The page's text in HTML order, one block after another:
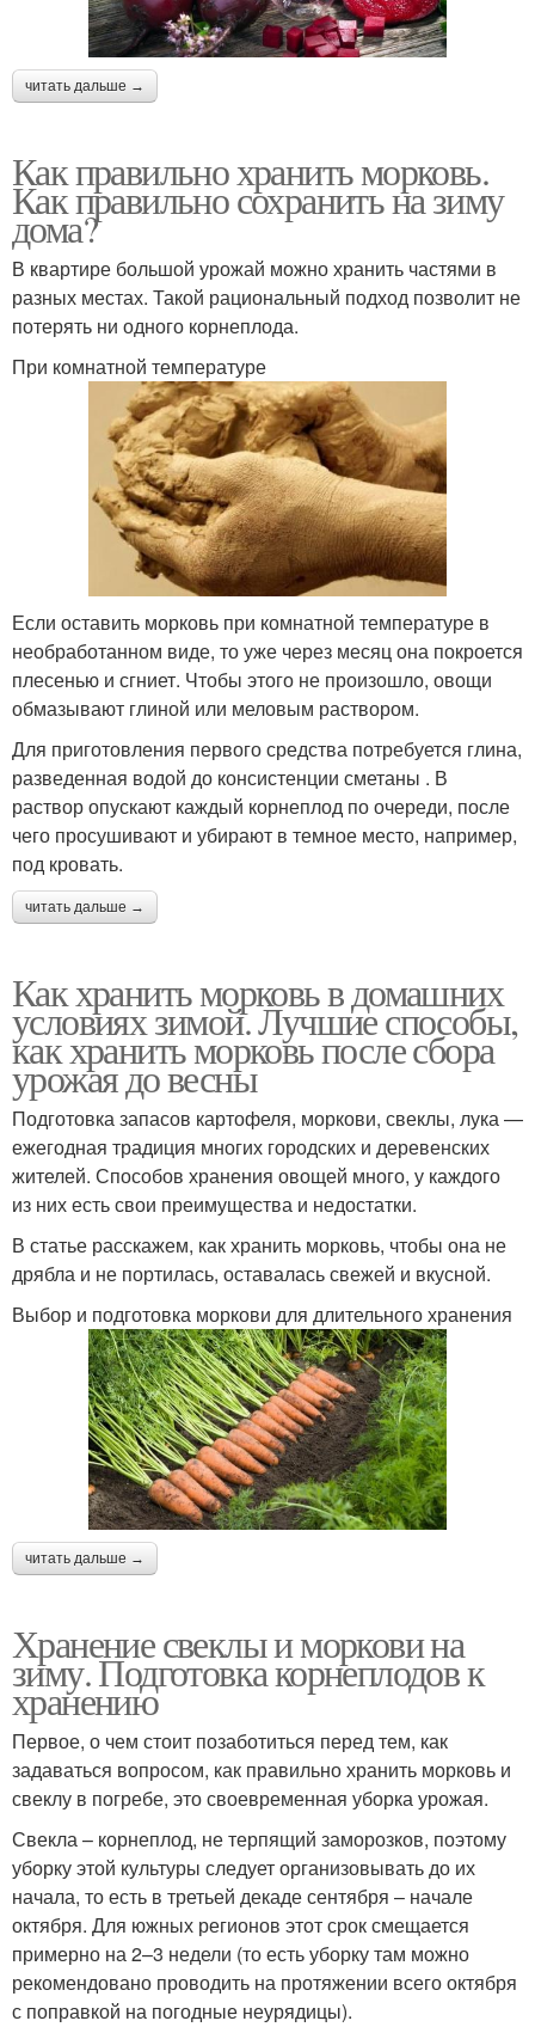
читать дальше →
Как правильно хранить морковь.
Как правильно сохранить на зиму
дома?
В квартире большой урожай можно хранить частями в
разных местах. Такой рациональный подход позволит не
потерять ни одного корнеплода.
При комнатной температуре
Если оставить морковь при комнатной температуре в
необработанном виде, то уже через месяц она покроется
плесенью и сгниет. Чтобы этого не произошло, овощи
обмазывают глиной или меловым раствором.
Для приготовления первого средства потребуется глина,
разведенная водой до консистенции сметаны . В
раствор опускают каждый корнеплод по очереди, после
чего просушивают и убирают в темное место, например,
под кровать.
читать дальше →
Как хранить морковь в домашних
условиях зимой. Лучшие способы,
как хранить морковь после сбора
урожая до весны
Подготовка запасов картофеля, моркови, свеклы, лука —
ежегодная традиция многих городских и деревенских
жителей. Способов хранения овощей много, у каждого
из них есть свои преимущества и недостатки.
В статье расскажем, как хранить морковь, чтобы она не
дрябла и не портилась, оставалась свежей и вкусной.
Выбор и подготовка моркови для длительного хранения
читать дальше →
Хранение свеклы и моркови на
зиму. Подготовка корнеплодов к
хранению
Первое, о чем стоит позаботиться перед тем, как
задаваться вопросом, как правильно хранить морковь и
свеклу в погребе, это своевременная уборка урожая.
Свекла – корнеплод, не терпящий заморозков, поэтому
уборку этой культуры следует организовывать до их
начала, то есть в третьей декаде сентября – начале
октября. Для южных регионов этот срок смещается
примерно на 2–3 недели (то есть уборку там можно
рекомендовано проводить на протяжении всего октября
с поправкой на погодные неурядицы).